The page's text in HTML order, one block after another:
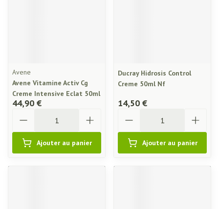
Avene
Avene Vitamine Activ Cg
Creme Intensive Eclat 50ml
44,90 €
Ajouter au panier
Ducray Hidrosis Control
Creme 50ml Nf
14,50 €
Ajouter au panier